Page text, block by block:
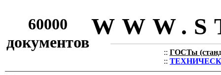
60000
документов
:: ГОСТы
::